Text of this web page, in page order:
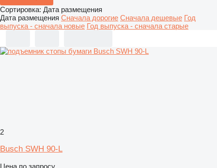
Сортировка: Дата размещения
Дата размещения Сначала дорогие Сначала дешевые Год
выпуска - сначала новые Год выпуска - сначала старые
2
Busch SWH 90-L
Цена по запросу